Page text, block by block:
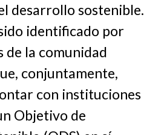
desarrollo sostenible.
identificado por
de la comunidad
conjuntamente,
con instituciones
Objetivo de